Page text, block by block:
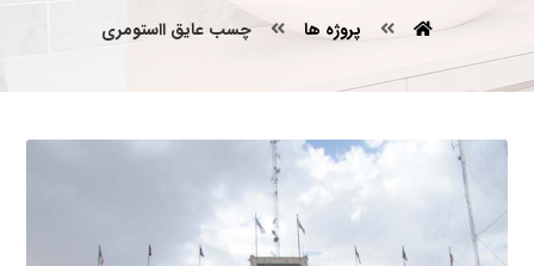
پروژه ها چسب عایق ااستومری